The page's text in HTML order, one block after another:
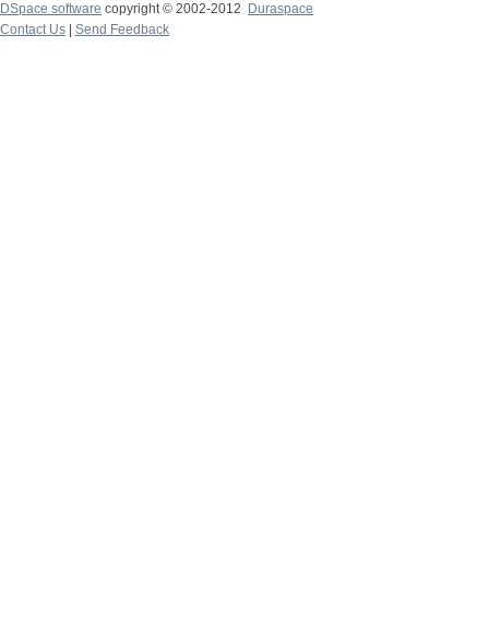
DSpace software copyright © 2002-2012
Duraspace
Contact Us
Send Feedback